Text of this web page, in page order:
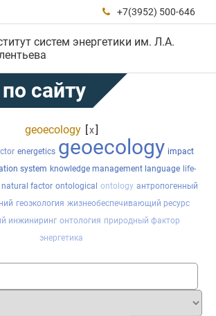
 +7(3952) 500-646
систем энергетики им. Л.А.
сайту
geoecology [x]
energetics geoecology impact
system knowledge management language life-
natural factor ontological ontology антропогенный
геоэкология жизнеобеспечивающий ресурс
инжиниринг онтология природный фактор
энергетика